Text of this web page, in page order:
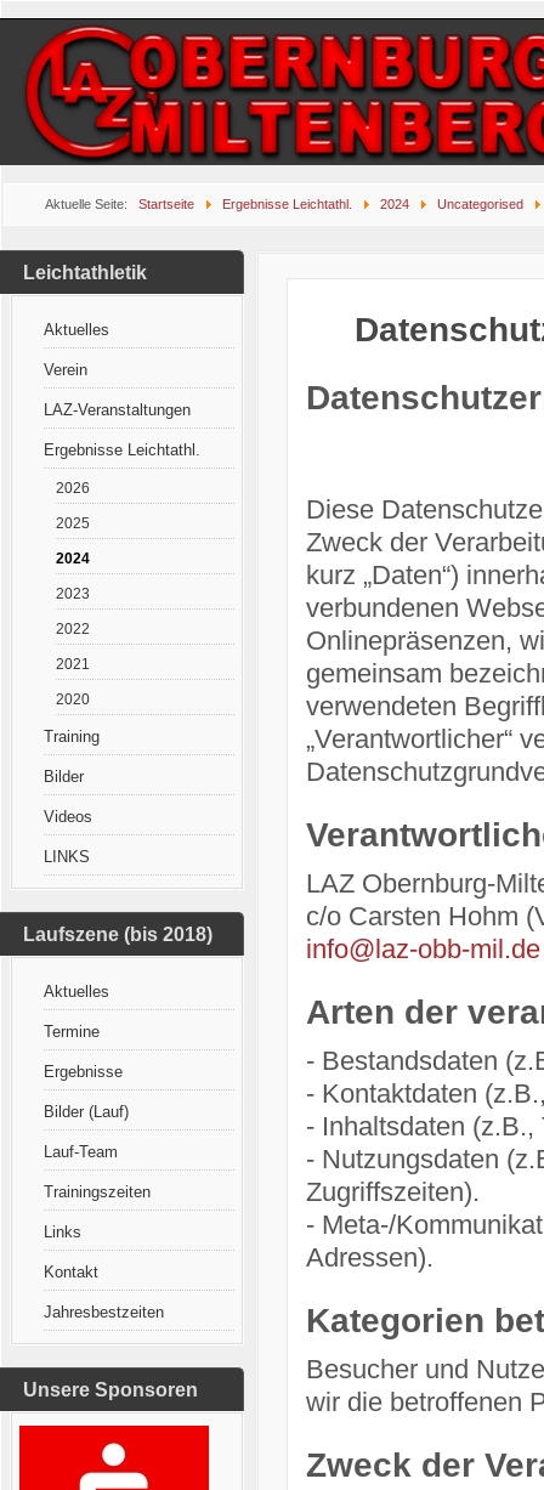
Aktuelle Seite: Startseite Ergebnisse Leichtathl. 2024 Uncategorised
Leichtathletik
Aktuelles
Verein
LAZ-Veranstaltungen
Ergebnisse Leichtathl.
2026
2025
2024
2023
2022
2021
2020
Training
Bilder
Videos
LINKS
Laufszene (bis 2018)
Aktuelles
Termine
Ergebnisse
Bilder (Lauf)
Lauf-Team
Trainingszeiten
Links
Kontakt
Jahresbestzeiten
Unsere Sponsoren
Diese
Zweck der
kurz „Daten“)
verbundenen
Onlinepräsenzen,
gemeinsam
verwendeten
„Verantwortlicher“
LAZ Obernburg-
c/o Carsten Hohm
info@laz-obb-mil.de
Arten der
- Bestandsdaten
- Kontaktdaten
- Inhaltsdaten
- Nutzungsdaten
Zugriffszeiten).
- Meta-/
Adressen).
Kategorien
Besucher und
wir die betroffenen
Zweck der